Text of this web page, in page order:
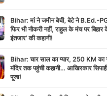
Bihar: मां ने जमीन बेची, बेटे ने B.Ed.-
फिर भी नौकरी नहीं, राहुल के मंच पर बिहार
इंतजार’ की कहानी!
Bihar: चार साल का प्यार, 250 KM
मंदिर तक पहुंची कहानी… आखिरकार
पूजा!